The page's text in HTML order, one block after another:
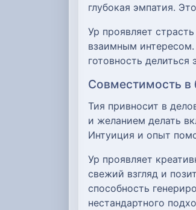
глубокая эмпатия.
Ур проявляет
взаимным
готовность
Совместимость в
Тия привносит в
и желанием делать
Интуиция и опыт
Ур проявляет
свежий взгляд и
способность
нестандартного